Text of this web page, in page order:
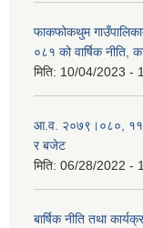
फाकफोकथुम
०८१ को वार्षिक नीति,
मिति: 10/04/2023 -
आ.व. २०७९।०८०, ११ औं
र बजेट
मिति: 06/28/2022 -
बार्षिक नीति तथा